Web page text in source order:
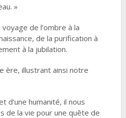
»
de l’ombre à la
de la purification à
à la jubilation.
ère, illustrant ainsi notre
d’une humanité, il nous
de la vie pour une quête de